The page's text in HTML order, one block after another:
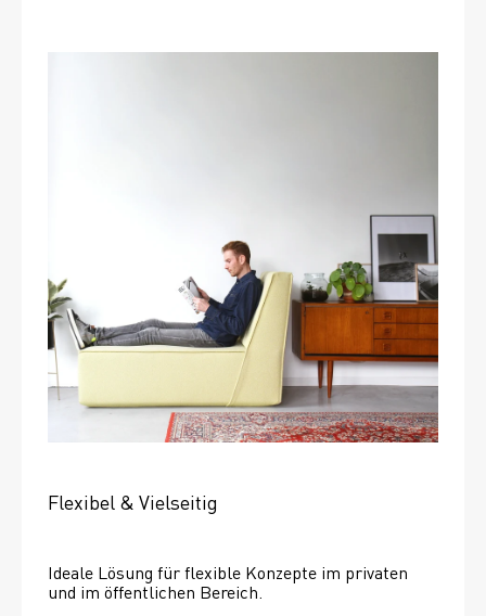
Flexibel & Vielseitig
Ideale Lösung für flexible Konzepte im privaten
und im öffentlichen Bereich.